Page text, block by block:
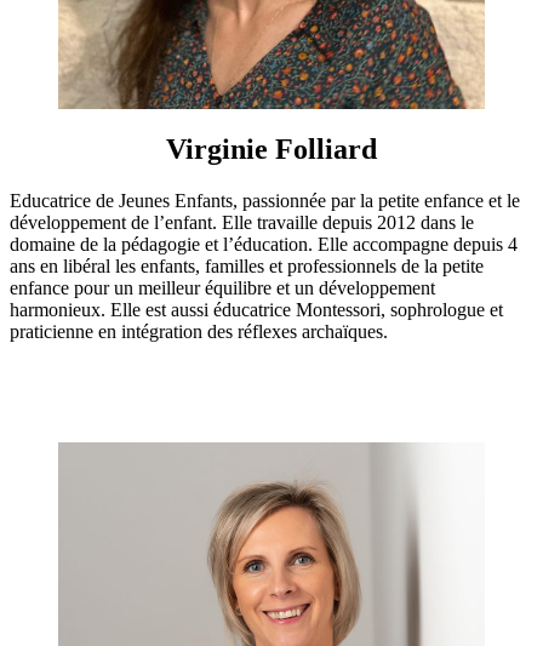
Virginie Folliard
Educatrice de Jeunes Enfants, passionnée par la petite enfance et le
développement de l’enfant. Elle travaille depuis 2012 dans le
domaine de la pédagogie et l’éducation. Elle accompagne depuis 4
ans en libéral les enfants, familles et professionnels de la petite
enfance pour un meilleur équilibre et un développement
harmonieux. Elle est aussi éducatrice Montessori, sophrologue et
praticienne en intégration des réflexes archaïques.